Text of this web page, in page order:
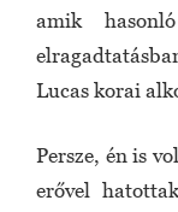
amik
Lucas korai
Persze, én is
erővel